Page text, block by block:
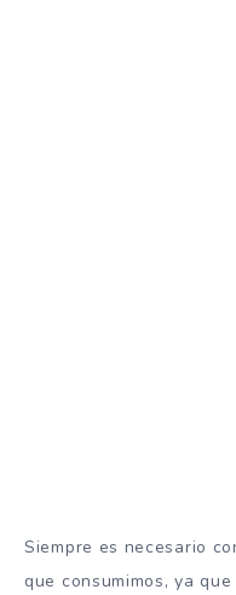
Siempre es necesario
que consumimos, ya